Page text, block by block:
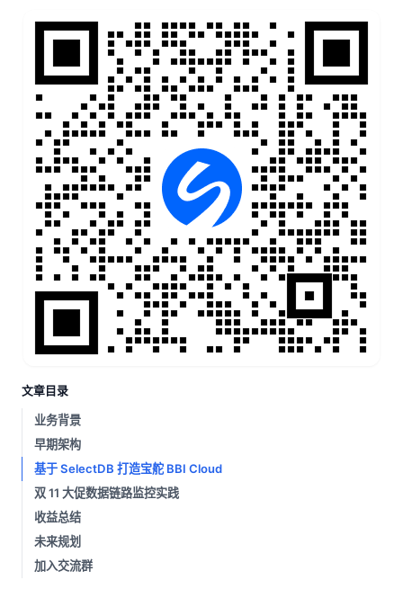
文章目录
业务背景
早期架构
基于 SelectDB 打造宝舵 BBI Cloud
双 11 大促数据链路监控实践
收益总结
未来规划
加入交流群